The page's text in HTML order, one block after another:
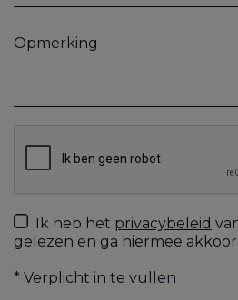
Ik heb het privacybeleid
gelezen en ga hiermee
* Verplicht in te vullen